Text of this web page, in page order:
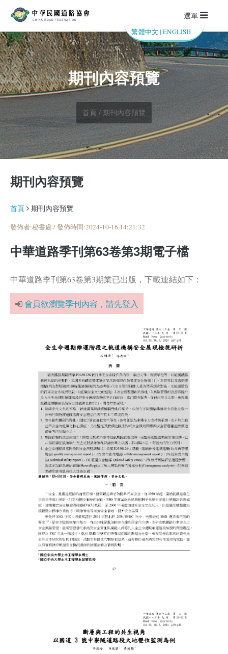
繁體中文 |ENGLISH
選單
期刊內容預覽
首頁 / 期刊內容預覽
期刊內容預覽
首頁 期刊內容預覽
發佈者:秘書處 / 發佈時間:2024-10-16 14:21:32
中華道路季刊第63卷第3期電子檔
中華道路季刊第63卷第3期業已出版，下載連結如下：
會員欲瀏覽季刊內容，請先登入